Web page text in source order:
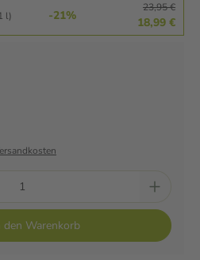
l) -21%
23,95 €
18,99 €
den Warenkorb